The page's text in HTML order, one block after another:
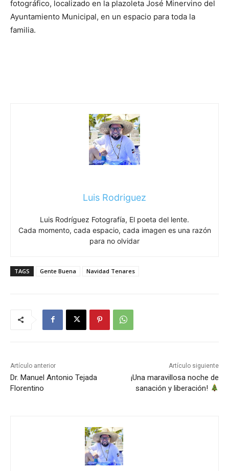
fotográfico, localizado en la plazoleta José Minervino del
Ayuntamiento Municipal, en un espacio para toda la
familia.
Luis Rodriguez
Luis Rodríguez Fotografía, El poeta del lente.
Cada momento, cada espacio, cada imagen es una razón
para no olvidar
TAGS Gente Buena Navidad Tenares
Artículo anterior
Dr. Manuel Antonio Tejada
Florentino
Artículo siguiente
¡Una maravillosa noche de
sanación y liberación!